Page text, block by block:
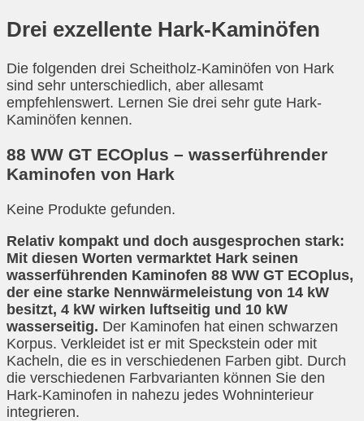
Drei exzellente Hark-Kaminöfen
Die folgenden drei Scheitholz-Kaminöfen von Hark
sind sehr unterschiedlich, aber allesamt
empfehlenswert. Lernen Sie drei sehr gute Hark-
Kaminöfen kennen.
88 WW GT ECOplus – wasserführender
Kaminofen von Hark
Keine Produkte gefunden.
Relativ kompakt und doch ausgesprochen stark:
Mit diesen Worten vermarktet Hark seinen
wasserführenden Kaminofen 88 WW GT ECOplus,
der eine starke Nennwärmeleistung von 14 kW
besitzt, 4 kW wirken luftseitig und 10 kW
wasserseitig. Der Kaminofen hat einen schwarzen
Korpus. Verkleidet ist er mit Speckstein oder mit
Kacheln, die es in verschiedenen Farben gibt. Durch
die verschiedenen Farbvarianten können Sie den
Hark-Kaminofen in nahezu jedes Wohninterieur
integrieren.